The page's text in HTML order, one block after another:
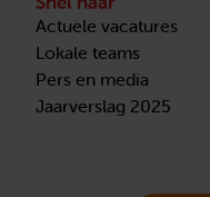
Actuele vacatures
Lokale teams
Pers en media
Jaarverslag 2025